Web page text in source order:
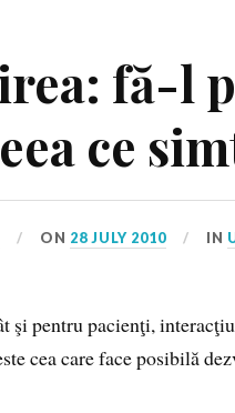
fă-l
ce
ON 28 JULY 2010 IN
şi pentru pacienţi,
cea care face posibilă